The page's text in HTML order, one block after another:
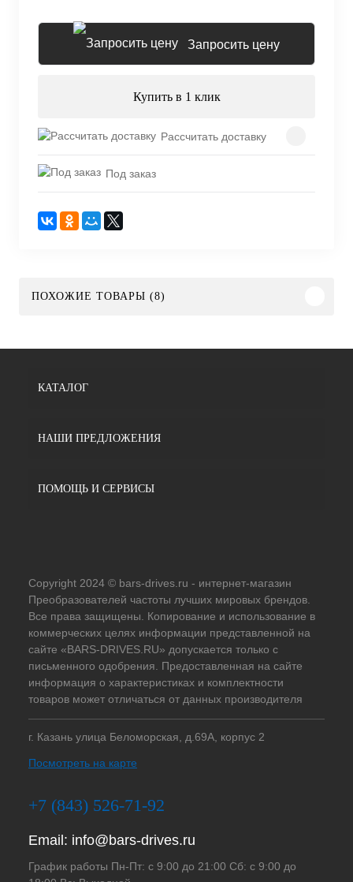
Запросить цену
Купить в 1 клик
Рассчитать доставку
Под заказ
ПОХОЖИЕ ТОВАРЫ (8)
КАТАЛОГ
НАШИ ПРЕДЛОЖЕНИЯ
ПОМОЩЬ И СЕРВИСЫ
Copyright 2024 © bars-drives.ru - интернет-магазин
Преобразователей частоты лучших мировых брендов.
Все права защищены. Копирование и использование в
коммерческих целях информации представленной на
сайте «BARS-DRIVES.RU» допускается только с
письменного одобрения. Предоставленная на сайте
информация о характеристиках и комплектности
товаров может отличаться от данных производителя
г. Казань улица Беломорская, д.69А, корпус 2
Посмотреть на карте
+7 (843) 526-71-92
Email: info@bars-drives.ru
График работы Пн-Пт: с 9:00 до 21:00 Сб: с 9:00 до